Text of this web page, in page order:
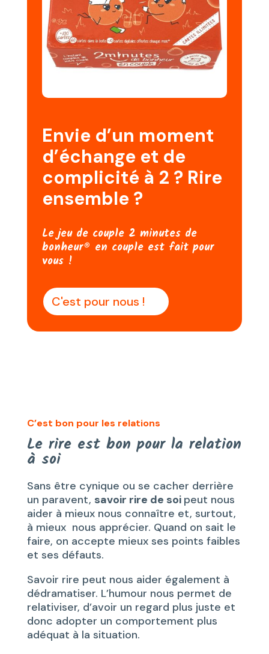
Envie d’un moment
d’échange et de
complicité à 2 ? Rire
ensemble ?
Le jeu de couple 2 minutes de
bonheur® en couple est fait pour
vous !
C'est pour nous !
C’est bon pour les relations
Le rire est bon pour la relation
à soi
Sans être cynique ou se cacher derrière
un paravent, savoir rire de soi peut nous
aider à mieux nous connaître et, surtout,
à mieux nous apprécier. Quand on sait le
faire, on accepte mieux ses points faibles
et ses défauts.
Savoir rire peut nous aider également à
dédramatiser. L’humour nous permet de
relativiser, d’avoir un regard plus juste et
donc adopter un comportement plus
adéquat à la situation.